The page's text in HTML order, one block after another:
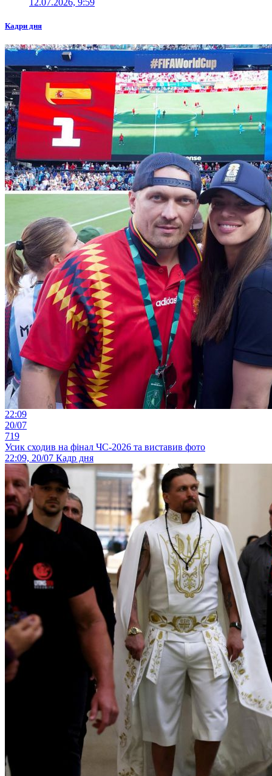
12.07.2026, 9:59
Кадри дня
22:09
20/07
719
Усик сходив на фінал ЧС-2026 та виставив фото
22:09, 20/07 Кадр дня